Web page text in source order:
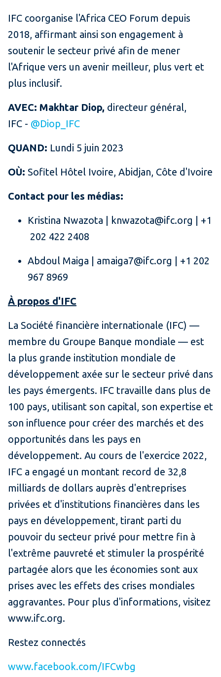
IFC coorganise l'Africa CEO Forum depuis
2018, affirmant ainsi son engagement à
soutenir le secteur privé afin de mener
l'Afrique vers un avenir meilleur, plus vert et
plus inclusif.
AVEC: Makhtar Diop, directeur général,
IFC - @Diop_IFC
QUAND: Lundi 5 juin 2023
OÙ: Sofitel Hôtel Ivoire, Abidjan, Côte d'Ivoire
Contact pour les médias:
Kristina Nwazota | knwazota@ifc.org | +1
202 422 2408
Abdoul Maiga | amaiga7@ifc.org | +1 202
967 8969
À propos d'IFC
La Société financière internationale (IFC) —
membre du Groupe Banque mondiale — est
la plus grande institution mondiale de
développement axée sur le secteur privé dans
les pays émergents. IFC travaille dans plus de
100 pays, utilisant son capital, son expertise et
son influence pour créer des marchés et des
opportunités dans les pays en
développement. Au cours de l'exercice 2022,
IFC a engagé un montant record de 32,8
milliards de dollars auprès d'entreprises
privées et d'institutions financières dans les
pays en développement, tirant parti du
pouvoir du secteur privé pour mettre fin à
l'extrême pauvreté et stimuler la prospérité
partagée alors que les économies sont aux
prises avec les effets des crises mondiales
aggravantes. Pour plus d'informations, visitez
www.ifc.org.
Restez connectés
www.facebook.com/IFCwbg